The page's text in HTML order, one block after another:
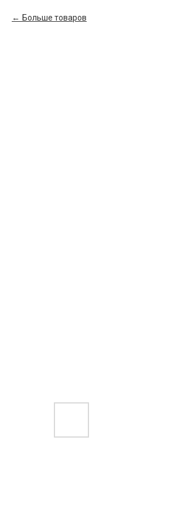
Больше товаров